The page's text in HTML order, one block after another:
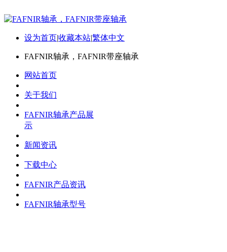
设为首页|收藏本站|繁体中文
FAFNIR轴承，FAFNIR带座轴承
网站首页
关于我们
FAFNIR轴承产品展
示
新闻资讯
下载中心
FAFNIR产品资讯
FAFNIR轴承型号